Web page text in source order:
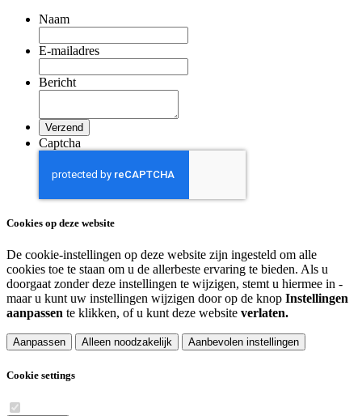
Naam
E-mailadres
Bericht
Captcha
Cookies op deze website
De cookie-instellingen op deze website zijn ingesteld om alle
cookies toe te staan om u de allerbeste ervaring te bieden. Als u
doorgaat zonder deze instellingen te wijzigen, stemt u hiermee in -
maar u kunt uw instellingen wijzigen door op de knop Instellingen
aanpassen te klikken, of u kunt deze website verlaten.
Aanpassen Alleen noodzakelijk Aanbevolen instellingen
Cookie settings